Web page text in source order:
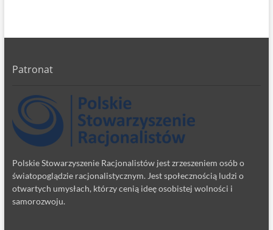
Patronat
Polskie Stowarzyszenie Racjonalistów jest zrzeszeniem osób o
światopoglądzie racjonalistycznym. Jest społecznością ludzi o
otwartych umysłach, którzy cenią ideę osobistej wolności i
samorozwoju.